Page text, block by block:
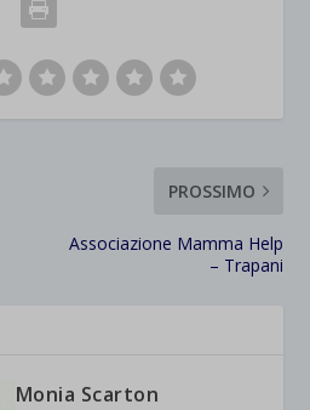
PROSSIMO
Associazione Mamma Help
– Trapani
Monia Scarton